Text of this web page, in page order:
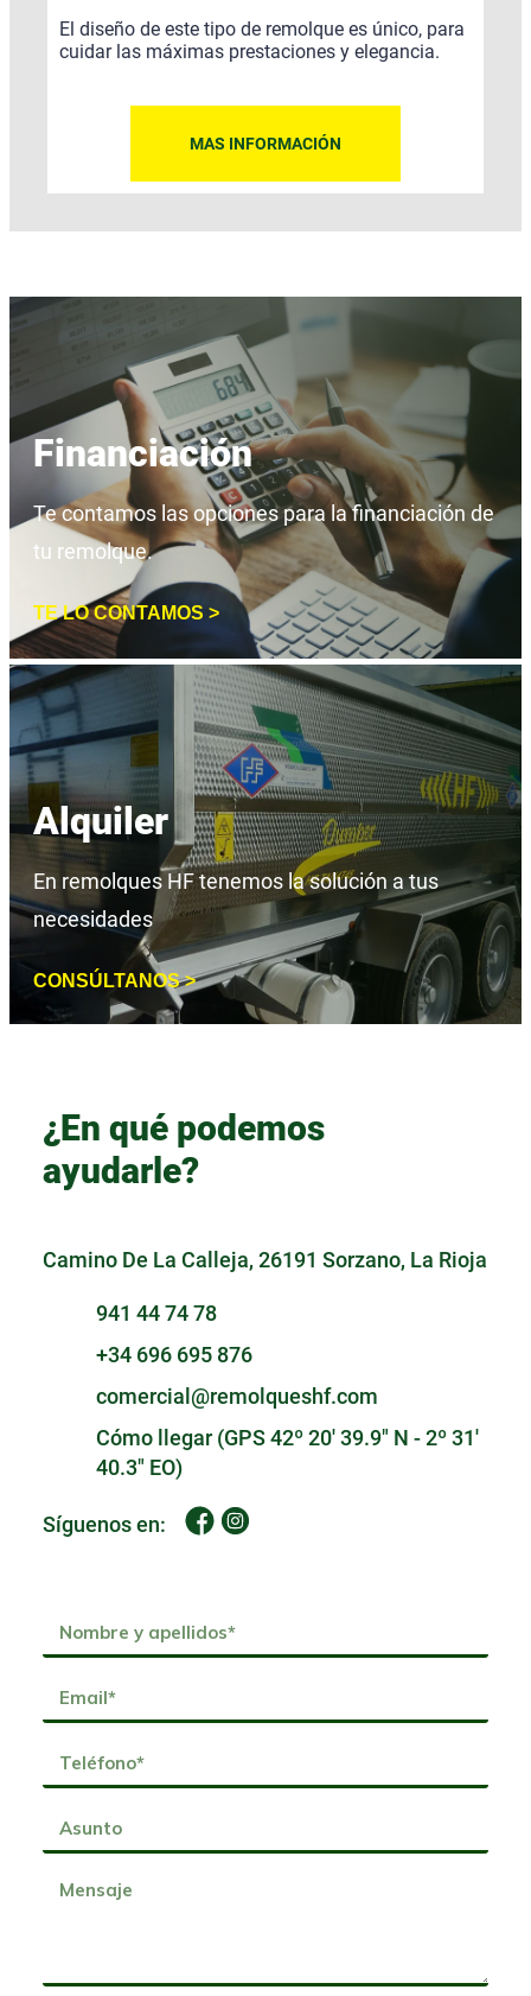
El diseño de este tipo de remolque es único, para
cuidar las máximas prestaciones y elegancia.
MAS INFORMACIÓN
Financiación
Te contamos las opciones para la financiación de
tu remolque.
TE LO CONTAMOS >
Alquiler
En remolques HF tenemos la solución a tus
necesidades
CONSÚLTANOS >
¿En qué podemos
ayudarle?
Camino De La Calleja, 26191 Sorzano, La Rioja
941 44 74 78
+34 696 695 876
comercial@remolqueshf.com
Cómo llegar (GPS 42º 20' 39.9" N - 2º 31'
40.3" EO)
Síguenos en: